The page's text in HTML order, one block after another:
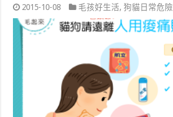
2015-10-08 毛孩好生活,狗貓日常危險